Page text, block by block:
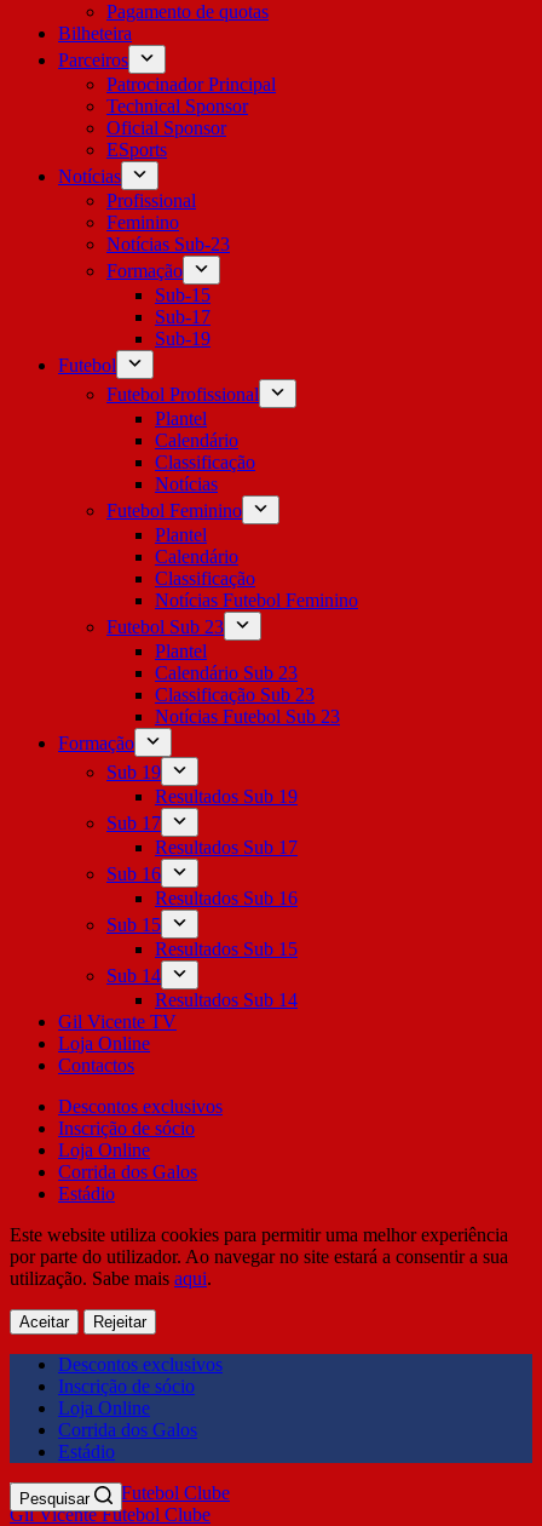
Pagamento de quotas
Bilheteira
Parceiros
Patrocinador Principal
Technical Sponsor
Oficial Sponsor
ESports
Notícias
Profissional
Feminino
Notícias Sub-23
Formação
Sub-15
Sub-17
Sub-19
Futebol
Futebol Profissional
Plantel
Calendário
Classificação
Notícias
Futebol Feminino
Plantel
Calendário
Classificação
Notícias Futebol Feminino
Futebol Sub 23
Plantel
Calendário Sub 23
Classificação Sub 23
Notícias Futebol Sub 23
Formação
Sub 19
Resultados Sub 19
Sub 17
Resultados Sub 17
Sub 16
Resultados Sub 16
Sub 15
Resultados Sub 15
Sub 14
Resultados Sub 14
Gil Vicente TV
Loja Online
Contactos
Descontos exclusivos
Inscrição de sócio
Loja Online
Corrida dos Galos
Estádio
Este website utiliza cookies para permitir uma melhor experiência
por parte do utilizador. Ao navegar no site estará a consentir a sua
utilização. Sabe mais aqui.
Aceitar Rejeitar
Descontos exclusivos
Inscrição de sócio
Loja Online
Corrida dos Galos
Estádio
Gil Vicente Futebol Clube
Pesquisar